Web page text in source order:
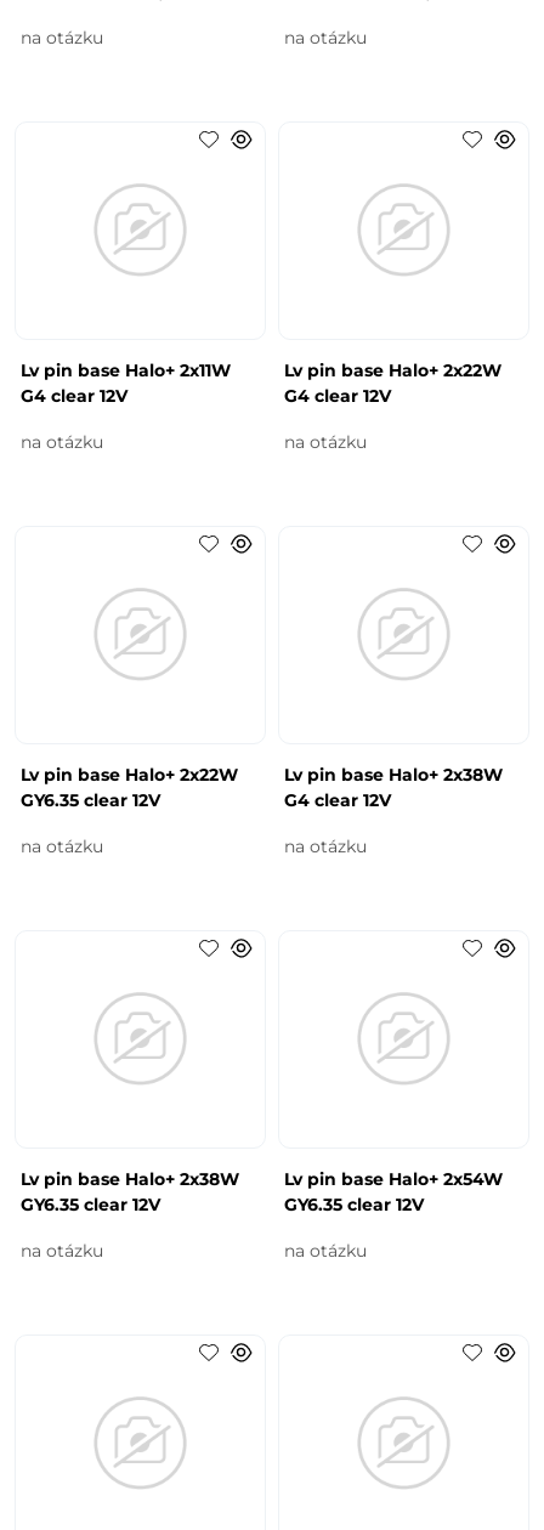
na otázku na otázku
Lv pin base Halo+ 2x11W
G4 clear 12V
na otázku
Lv pin base Halo+ 2x22W
G4 clear 12V
na otázku
Lv pin base Halo+ 2x22W
GY6.35 clear 12V
na otázku
Lv pin base Halo+ 2x38W
G4 clear 12V
na otázku
Lv pin base Halo+ 2x38W
GY6.35 clear 12V
na otázku
Lv pin base Halo+ 2x54W
GY6.35 clear 12V
na otázku